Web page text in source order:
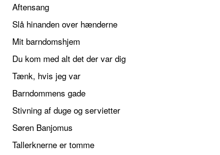
Aftensang
Slå hinanden over hænderne
Mit barndomshjem
Du kom med alt det der var dig
Tænk, hvis jeg var
Barndommens gade
Stivning af duge og servietter
Søren Banjomus
Tallerknerne er tomme